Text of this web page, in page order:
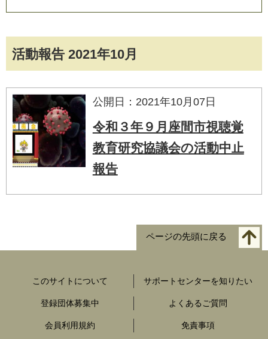
活動報告 2021年10月
公開日：2021年10月07日
令和３年９月座間市視聴覚
教育研究協議会の活動中止
報告
ページの先頭に戻る
このサイトについて サポートセンターを知りたい
登録団体募集中 よくあるご質問
会員利用規約 免責事項